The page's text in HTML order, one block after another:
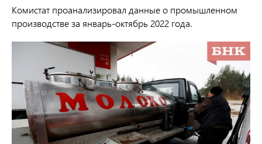
Комистат проанализировал данные о промышленном
производстве за январь-октябрь 2022 года.